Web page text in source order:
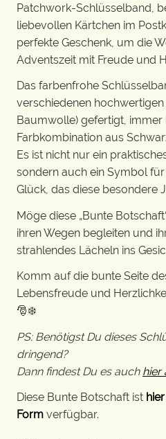
Patchwork-Schlüsselband,
liebevollen Kärtchen im
perfekte Geschenk, um die
Adventszeit mit Freude und
Das farbenfrohe
verschiedenen
Baumwolle) gefertigt,
Farbkombination aus
Es ist nicht nur ein
sondern auch ein Symbol
Glück, das diese besondere
Möge diese „Bunte
ihren Wegen begleiten und
strahlendes Lächeln ins
Komm auf die bunte Seite
Lebensfreude und
🎅❄️
PS: Benötigst Du dieses
dringend?
Dann findest Du es auch hier
Diese Bunte Botschaft ist
Form verfügbar.